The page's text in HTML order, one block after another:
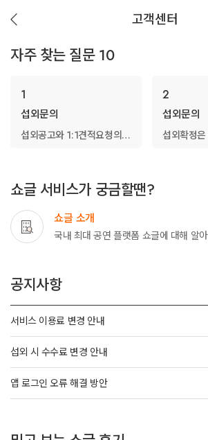
고객센터
뒤
로
기
자주 찾는 질문 10
1
섭외문의
섭외공고와 1:1견적요청의 내역은 어디서 확인할 수 있나요?
2
섭외문의
섭외확정
쇼글 서비스가 궁금할땐?
쇼글 소개
국내 최대 공연 플랫폼 쇼글에 대해 알
공지사항
서비스 이용료 변경 안내
섭외 시 수수료 변경 안내
앱 로그인 오류 해결 방안